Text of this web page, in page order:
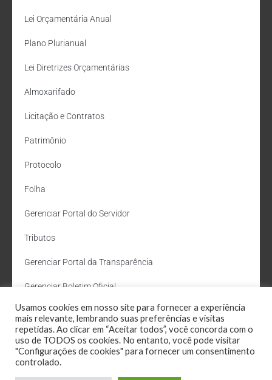
Lei Orçamentária Anual
Plano Plurianual
Lei Diretrizes Orçamentárias
Almoxarifado
Licitação e Contratos
Patrimônio
Protocolo
Folha
Gerenciar Portal do Servidor
Tributos
Gerenciar Portal da Transparência
Gerenciar Boletim Oficial
Departamento de Água e Esgoto
Administração Site
Webmail
Usamos cookies em nosso site para fornecer a experiência
mais relevante, lembrando suas preferências e visitas
repetidas. Ao clicar em “Aceitar todos”, você concorda com o
uso de TODOS os cookies. No entanto, você pode visitar
"Configurações de cookies" para fornecer um consentimento
controlado.